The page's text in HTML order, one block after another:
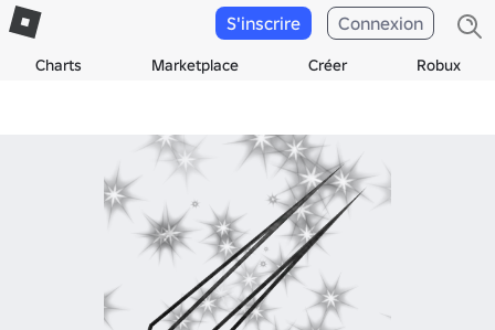
Charts Marketplace Créer Robux
S'inscrire Connexion